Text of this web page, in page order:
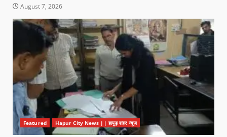
August 7, 2026
Featured Hapur City News || हापुड़ शहर न्यूज़